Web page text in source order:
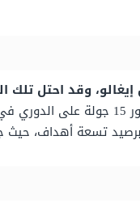
وقد احتل
ليتم تصنيفه استنادًا على ذلك بتصويت الهدّاف
تسعة أهداف، حيث